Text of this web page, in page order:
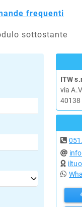
frequenti
sottostante
ITW
via
40138